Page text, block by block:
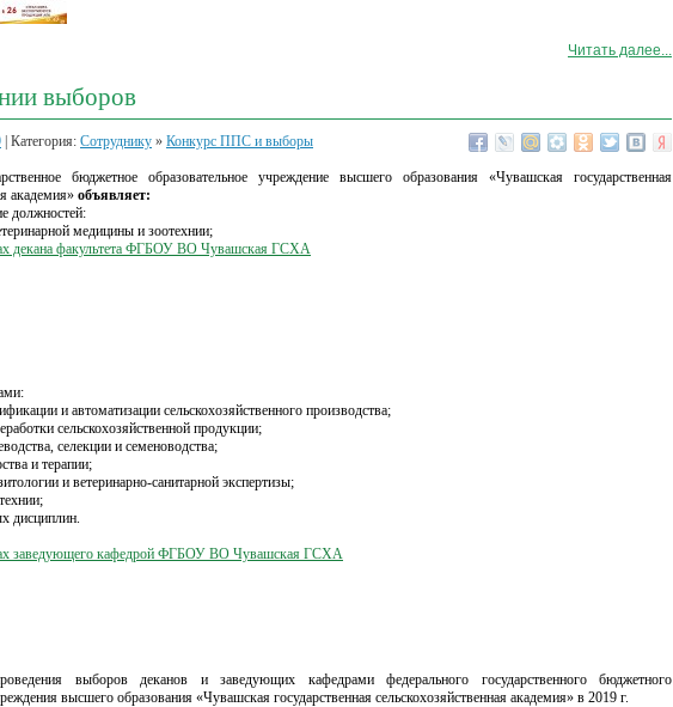
Читать далее...
выборов
| Категория: Сотруднику » Конкурс ППС и выборы
бюджетное образовательное учреждение высшего образования «Чувашская государственная
академия» объявляет:
должностей:
медицины и зоотехнии;
декана факультета ФГБОУ ВО Чувашская ГСХА
и автоматизации сельскохозяйственного производства;
сельскохозяйственной продукции;
селекции и семеноводства;
и терапии;
и ветеринарно-санитарной экспертизы;
дисциплин.
заведующего кафедрой ФГБОУ ВО Чувашская ГСХА
выборов деканов и заведующих кафедрами федерального государственного бюджетного
высшего образования «Чувашская государственная сельскохозяйственная академия» в 2019 г.